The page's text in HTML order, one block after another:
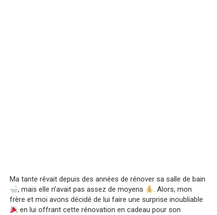
Ma tante rêvait depuis des années de rénover sa salle de bain
, mais elle n’avait pas assez de moyens
. Alors, mon
frère et moi avons décidé de lui faire une surprise inoubliable
en lui offrant cette rénovation en cadeau pour son